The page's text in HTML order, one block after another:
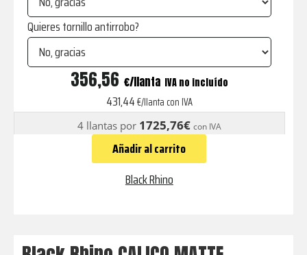
Quieres tornillo antirrobo?
GUNMETAL
WITH
356,56 € IVA no incluído
431,44€/llanta con IVA
4 llantas por 1725,76€ con IVA
Añadir al carrito
Black Rhino